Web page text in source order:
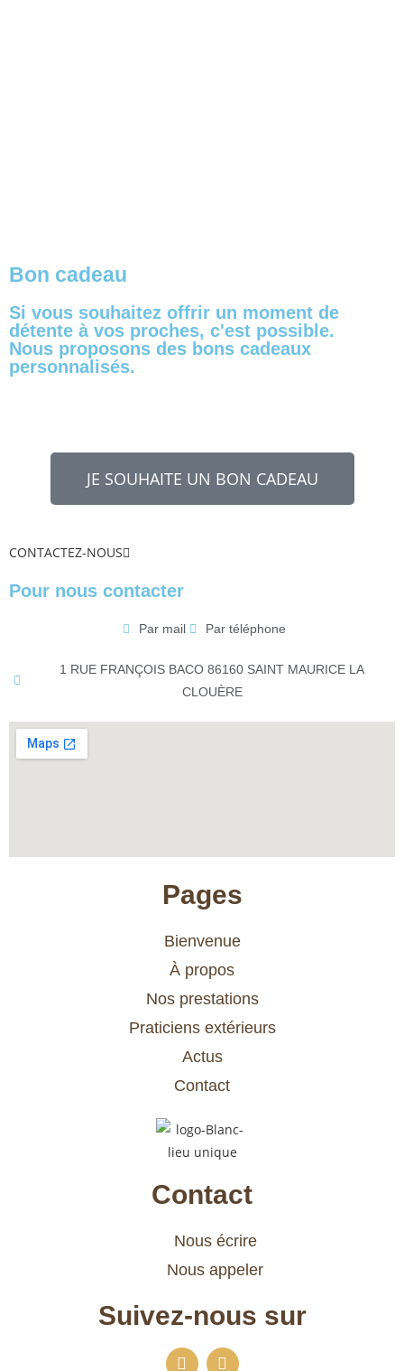
Bon cadeau
Si vous souhaitez offrir un moment de
détente à vos proches, c'est possible.
Nous proposons des bons cadeaux
personnalisés.
JE SOUHAITE UN BON CADEAU
CONTACTEZ-NOUS
Pour nous contacter
Par mail Par téléphone
1 RUE FRANÇOIS BACO 86160 SAINT MAURICE LA
CLOUÈRE
Pages
Bienvenue
À propos
Nos prestations
Praticiens extérieurs
Actus
Contact
Contact
Nous écrire
Nous appeler
Suivez-nous sur